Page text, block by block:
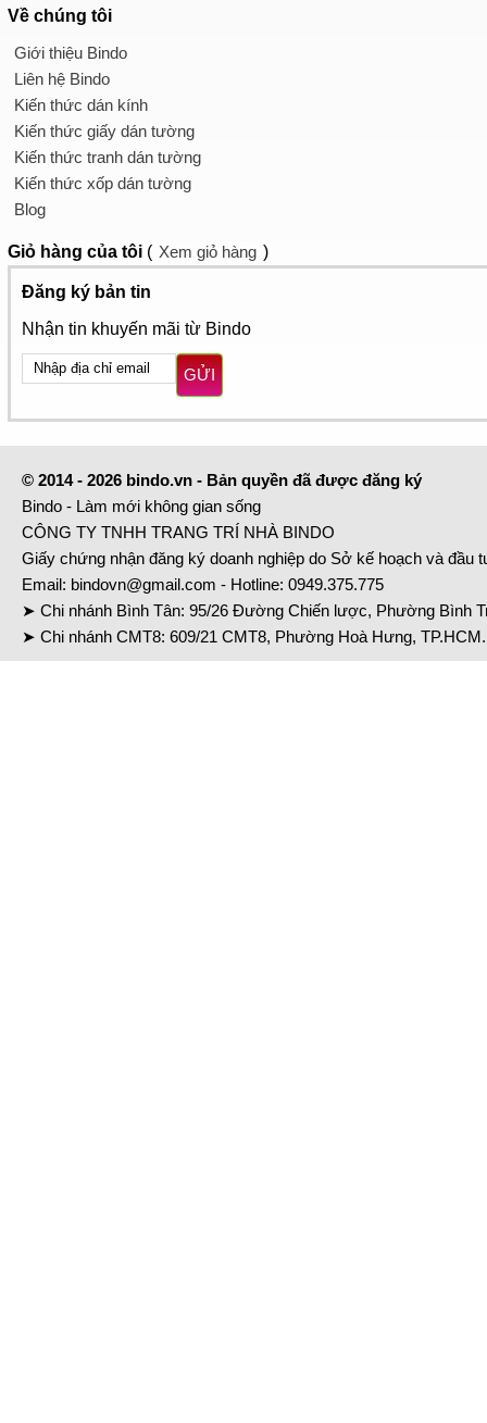
Về chúng tôi
Giới thiệu Bindo
Liên hệ Bindo
Kiến thức dán kính
Kiến thức giấy dán tường
Kiến thức tranh dán tường
Kiến thức xốp dán tường
Blog
Giỏ hàng của tôi ( Xem giỏ hàng )
Đăng ký bản tin
Nhận tin khuyến mãi từ Bindo
GỬI
© 2014 - 2026 bindo.vn - Bản quyền đã được đăng ký
Bindo - Làm mới không gian sống
CÔNG TY TNHH TRANG TRÍ NHÀ BINDO
Giấy chứng nhận đăng ký doanh nghiệp do Sở kế hoạch và đầu
Email: bindovn@gmail.com - Hotline: 0949.375.775
➤ Chi nhánh Bình Tân: 95/26 Đường Chiến lược, Phường Bình
➤ Chi nhánh CMT8: 609/21 CMT8, Phường Hoà Hưng,